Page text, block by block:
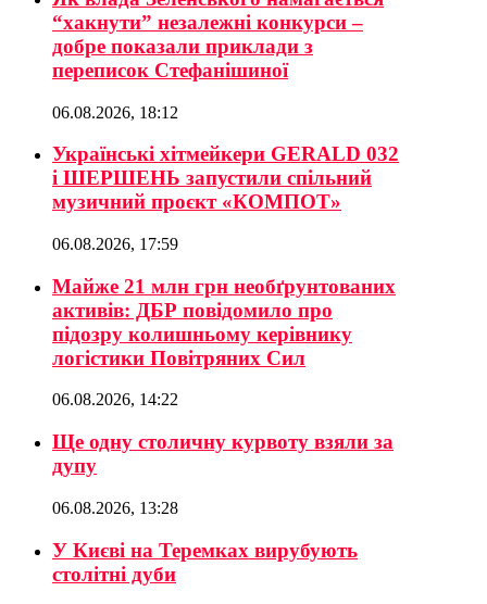
“хакнути” незалежні конкурси –
добре показали приклади з
переписок Стефанішиної
06.08.2026, 18:12
Українські хітмейкери GERALD 032
і ШЕРШЕНЬ запустили спільний
музичний проєкт «КОМПОТ»
06.08.2026, 17:59
Майже 21 млн грн необґрунтованих
активів: ДБР повідомило про
підозру колишньому керівнику
логістики Повітряних Сил
06.08.2026, 14:22
Ще одну столичну курвоту взяли за
дупу
06.08.2026, 13:28
У Києві на Теремках вирубують
столітні дуби